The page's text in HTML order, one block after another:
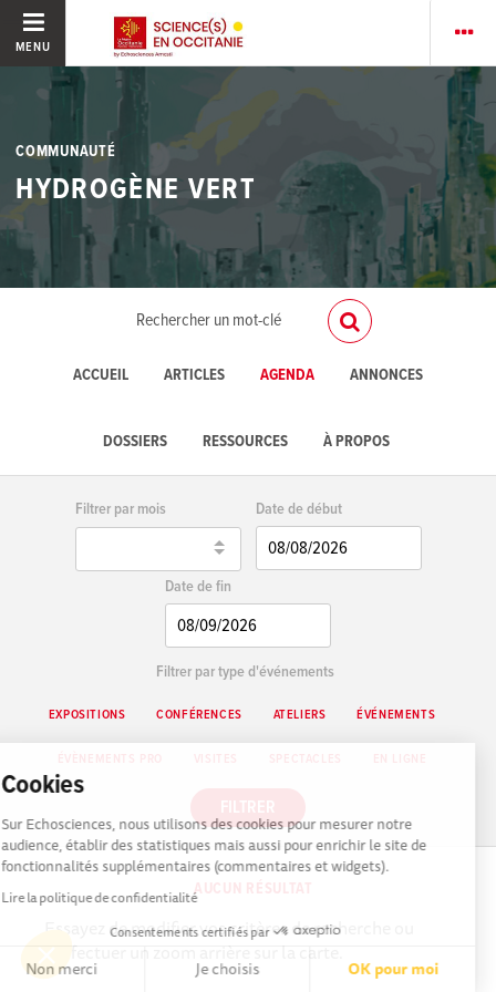
Cookies
Sur Echosciences, nous utilisons des cookies pour mesurer notre
audience, établir des statistiques mais aussi pour enrichir le site de
fonctionnalités supplémentaires (commentaires et widgets).
Lire la politique de confidentialité
Consentements certifiés par
Non merci Je choisis OK pour moi
MENU
COMMUNAUTÉ
HYDROGÈNE VERT
ACCUEIL ARTICLES AGENDA ANNONCES
DOSSIERS RESSOURCES À PROPOS
Filtrer par mois Date de début
Date de fin
Filtrer par type d'événements
EXPOSITIONS CONFÉRENCES ATELIERS ÉVÉNEMENTS
FILTRER
AUCUN RÉSULTAT
Essayez de modifier vos critères de recherche ou
d'effectuer un zoom arrière sur la carte.